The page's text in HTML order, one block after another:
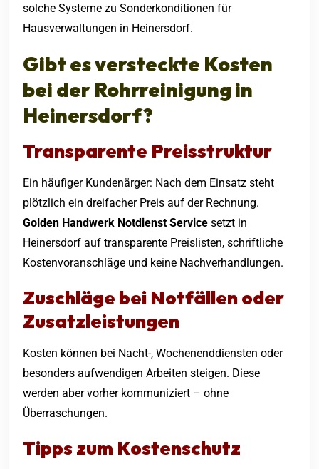
solche Systeme zu Sonderkonditionen für
Hausverwaltungen in Heinersdorf.
Gibt es versteckte Kosten
bei der Rohrreinigung in
Heinersdorf?
Transparente Preisstruktur
Ein häufiger Kundenärger: Nach dem Einsatz steht
plötzlich ein dreifacher Preis auf der Rechnung.
Golden Handwerk Notdienst Service setzt in
Heinersdorf auf transparente Preislisten, schriftliche
Kostenvoranschläge und keine Nachverhandlungen.
Zuschläge bei Notfällen oder
Zusatzleistungen
Kosten können bei Nacht-, Wochenenddiensten oder
besonders aufwendigen Arbeiten steigen. Diese
werden aber vorher kommuniziert – ohne
Überraschungen.
Tipps zum Kostenschutz